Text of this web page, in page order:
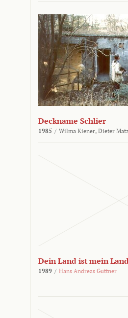
Deckname Schlier
1985 / Wilma Kiener, Dieter
Dein Land ist mein
1989 / Hans Andreas Guttner